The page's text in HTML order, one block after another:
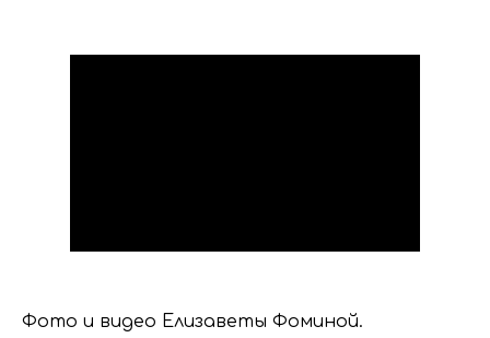
Фото и видео Елизаветы Фоминой.